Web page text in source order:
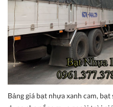
Bảng giá bạt nhựa xanh cam,